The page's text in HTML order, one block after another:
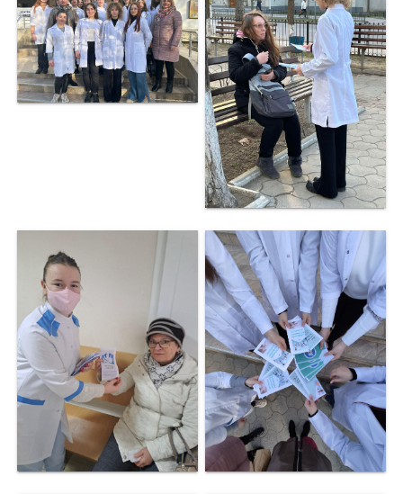
Acte
normative
Organizare
didactică
Nr.1
Secția
didactică
Nr.2
Secția
didactică